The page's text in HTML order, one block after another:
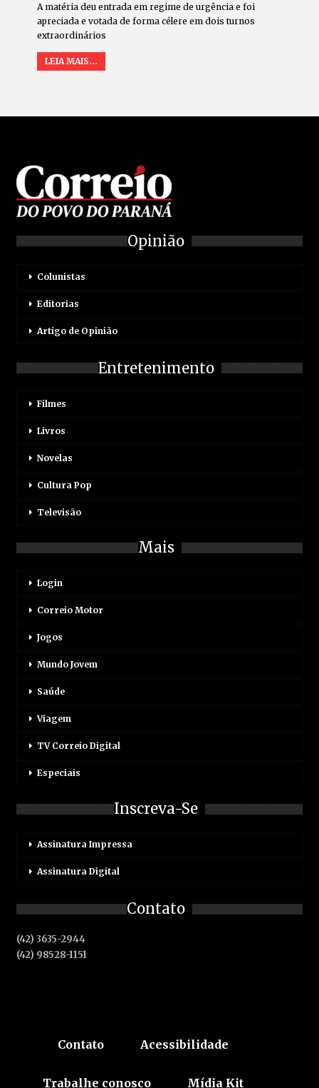
A matéria deu entrada em regime de urgência e foi
apreciada e votada de forma célere em dois turnos
extraordinários
LEIA MAIS...
Opinião
Colunistas
Editorias
Artigo de Opinião
Entretenimento
Filmes
Livros
Novelas
Cultura Pop
Televisão
Mais
Login
Correio Motor
Jogos
Mundo Jovem
Saúde
Viagem
TV Correio Digital
Especiais
Inscreva-Se
Assinatura Impressa
Assinatura Digital
Contato
(42) 3635-2944
(42) 98528-1151
Contato Acessibilidade
Trabalhe conosco Mídia Kit